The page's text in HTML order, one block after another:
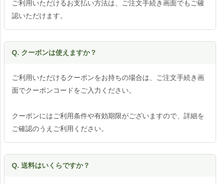
ご利用いただけるお支払い方法は、ご注文手続き画面でもご確
認いただけます。
Q. クーポンは使えますか？
ご利用いただけるクーポンをお持ちの場合は、ご注文手続き画
面でクーポンコードをご入力ください。
クーポンにはご利用条件や有効期限がございますので、詳細を
ご確認のうえご利用ください。
Q. 送料はいくらですか？